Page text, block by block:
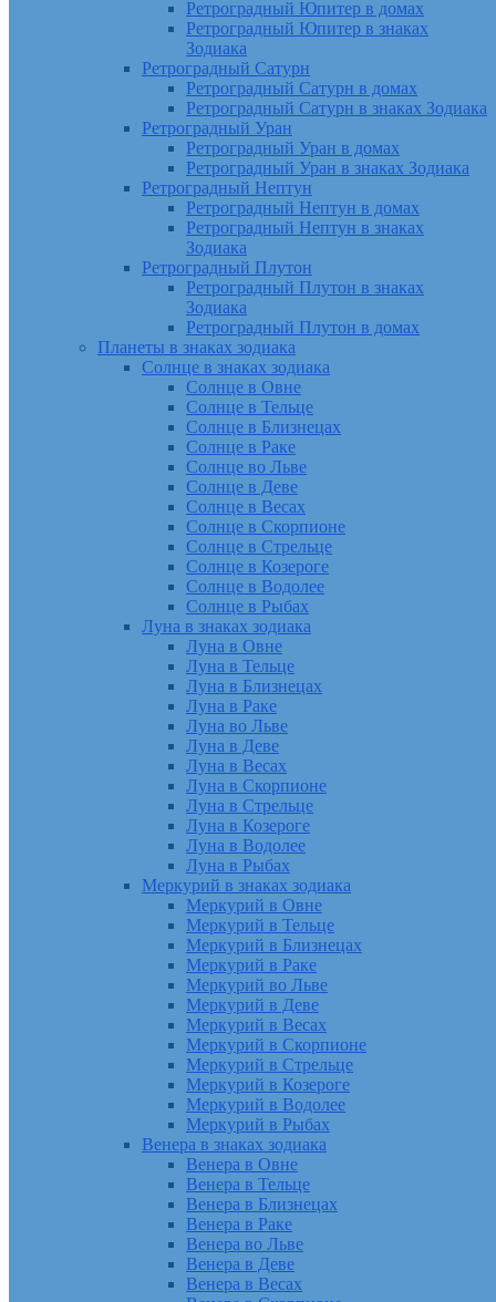
Ретроградный Юпитер в домах
Ретроградный Юпитер в знаках
Зодиака
Ретроградный Сатурн
Ретроградный Сатурн в домах
Ретроградный Сатурн в знаках Зодиака
Ретроградный Уран
Ретроградный Уран в домах
Ретроградный Уран в знаках Зодиака
Ретроградный Нептун
Ретроградный Нептун в домах
Ретроградный Нептун в знаках
Зодиака
Ретроградный Плутон
Ретроградный Плутон в знаках
Зодиака
Ретроградный Плутон в домах
Планеты в знаках зодиака
Солнце в знаках зодиака
Солнце в Овне
Солнце в Тельце
Солнце в Близнецах
Солнце в Раке
Солнце во Льве
Солнце в Деве
Солнце в Весах
Солнце в Скорпионе
Солнце в Стрельце
Солнце в Козероге
Солнце в Водолее
Солнце в Рыбах
Луна в знаках зодиака
Луна в Овне
Луна в Тельце
Луна в Близнецах
Луна в Раке
Луна во Льве
Луна в Деве
Луна в Весах
Луна в Скорпионе
Луна в Стрельце
Луна в Козероге
Луна в Водолее
Луна в Рыбах
Меркурий в знаках зодиака
Меркурий в Овне
Меркурий в Тельце
Меркурий в Близнецах
Меркурий в Раке
Меркурий во Льве
Меркурий в Деве
Меркурий в Весах
Меркурий в Скорпионе
Меркурий в Стрельце
Меркурий в Козероге
Меркурий в Водолее
Меркурий в Рыбах
Венера в знаках зодиака
Венера в Овне
Венера в Тельце
Венера в Близнецах
Венера в Раке
Венера во Льве
Венера в Деве
Венера в Весах